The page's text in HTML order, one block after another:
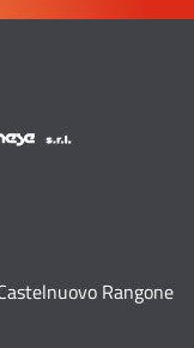
Rangone